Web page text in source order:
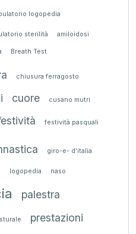
logopedia
sterilità amiloidosi
Breath Test
chiusura ferragosto
cuore cusano mutri
festività pasquali
giro-e- d'italia
logopedia naso
palestra
prestazioni